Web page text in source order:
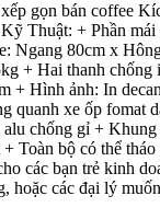
gọn bán coffee
Thuật: + Phần
Ngang 80cm x
+ Hai thanh chống
+ Hình ảnh: In
quanh xe ốp fomat
alu chống gỉ +
Toàn bộ có thể
các bạn trẻ kinh
hoặc các đại lý